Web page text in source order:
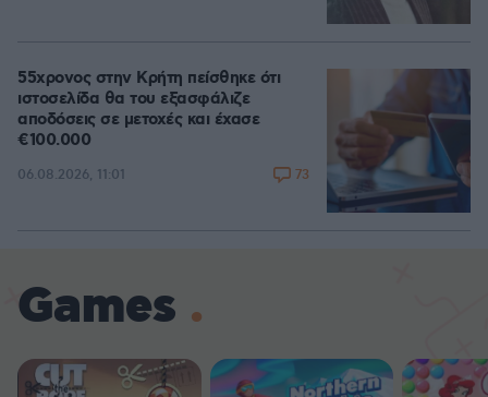
55χρονος στην Κρήτη πείσθηκε ότι
ιστοσελίδα θα του εξασφάλιζε
αποδόσεις σε μετοχές και έχασε
€100.000
06.08.2026, 11:01 73
Games